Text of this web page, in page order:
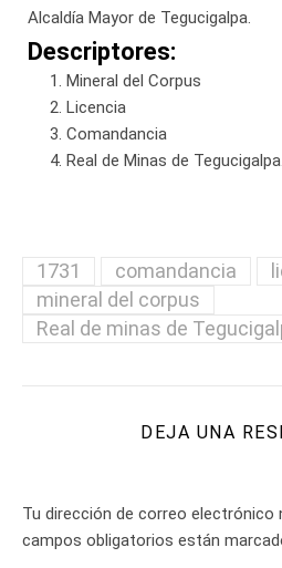
Alcaldía Mayor de Tegucigalpa.
Descriptores:
Mineral del Corpus
Licencia
Comandancia
Real de Minas de Tegucigalpa.
1731 comandancia
mineral del corpus
Real de minas de
DEJA UNA
Tu dirección de correo electrónico
campos obligatorios están